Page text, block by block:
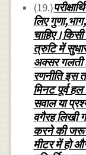
(19.)
लिए
त्रुटि में
अक्सर गलती
रणनीति इस
मिनट पूर्व
सवाल या
वगैरह लिखी
करने की
मीटर में हो